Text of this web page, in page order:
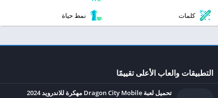
كلمات نمط حياة
التطبيقات والعاب الأعلى تقييمًا
تحميل لعبة Dragon City Mobile مهكرة للاندرويد 2024